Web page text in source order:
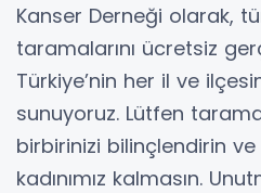
Kanser Derneği olarak,
taramalarını ücretsiz
Türkiye’nin her il ve
sunuyoruz. Lütfen
birbirinizi bilinçlendirin
kadınımız kalmasın.